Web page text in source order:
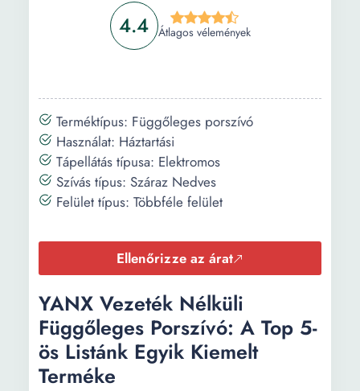
4.4 Átlagos vélemények
Terméktípus: Függőleges porszívó
Használat: Háztartási
Tápellátás típusa: Elektromos
Szívás típus: Száraz Nedves
Felület típus: Többféle felület
Ellenőrizze az árat
YANX Vezeték Nélküli
Függőleges Porszívó: A Top 5-
ös Listánk Egyik Kiemelt
Terméke